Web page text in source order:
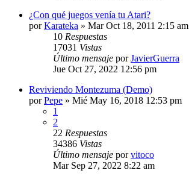
¿Con qué juegos venía tu Atari?
porKarateka » Mar Oct 18, 2011 2:15 am
10 Respuestas
17031 Vistas
Último mensaje porJavierGuerra
Jue Oct 27, 2022 12:56 pm
Reviviendo Montezuma (Demo)
porPepe » Mié May 16, 2018 12:53 pm
1
2
22 Respuestas
34386 Vistas
Último mensaje porvitoco
Mar Sep 27, 2022 8:22 am